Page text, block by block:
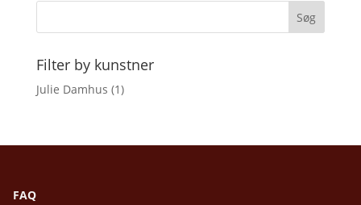
Filter by kunstner
Julie Damhus (1)
FAQ